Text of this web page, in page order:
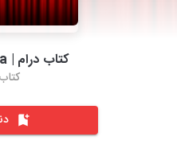
کتاب درام | Book Drama